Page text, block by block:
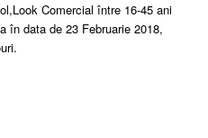
Comercial între 16-45 ani
în data de 23 Februarie 2018,